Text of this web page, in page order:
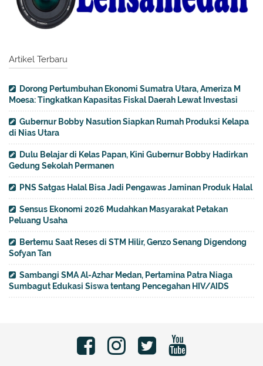
Artikel Terbaru
Dorong Pertumbuhan Ekonomi Sumatra Utara, Ameriza M
Moesa: Tingkatkan Kapasitas Fiskal Daerah Lewat Investasi
Gubernur Bobby Nasution Siapkan Rumah Produksi Kelapa
di Nias Utara
Dulu Belajar di Kelas Papan, Kini Gubernur Bobby Hadirkan
Gedung Sekolah Permanen
PNS Satgas Halal Bisa Jadi Pengawas Jaminan Produk Halal
Sensus Ekonomi 2026 Mudahkan Masyarakat Petakan
Peluang Usaha
Bertemu Saat Reses di STM Hilir, Genzo Senang Digendong
Sofyan Tan
Sambangi SMA Al-Azhar Medan, Pertamina Patra Niaga
Sumbagut Edukasi Siswa tentang Pencegahan HIV/AIDS